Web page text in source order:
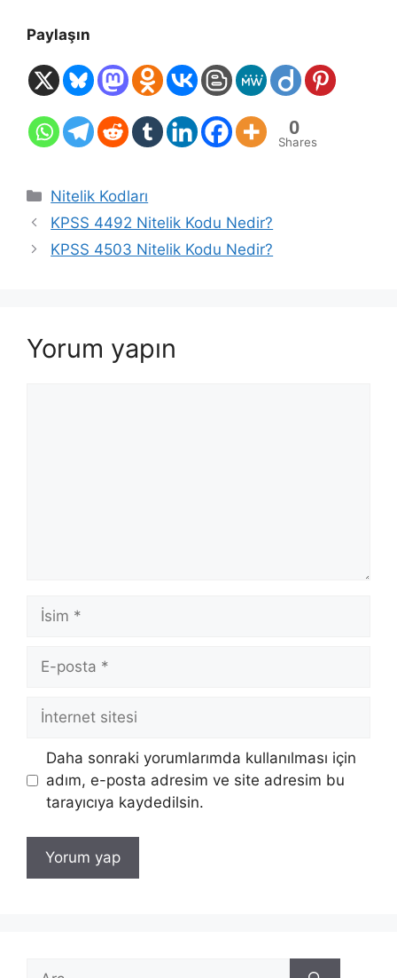
Paylaşın
0
Shares
Kategoriler
Nitelik Kodları
KPSS 4492 Nitelik Kodu Nedir?
KPSS 4503 Nitelik Kodu Nedir?
Yorum yapın
İsim
posta
İnternet
Daha sonraki yorumlarımda kullanılması için
adım, e-posta adresim ve site adresim bu
tarayıcıya kaydedilsin.